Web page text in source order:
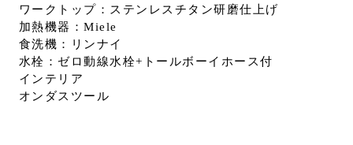
オンライン見積もり ショールームを探す
ワークトップ：ステンレスチタン研磨仕上げ
加熱機器：Miele
食洗機：リンナイ
水栓：ゼロ動線水栓+トールボーイホース付
インテリア
オンダスツール